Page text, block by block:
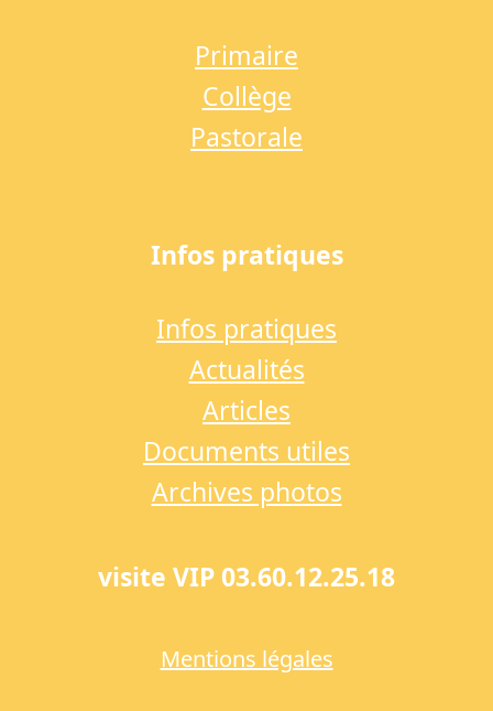
Primaire
Collège
Pastorale
Infos pratiques
Infos pratiques
Actualités
Articles
Documents utiles
Archives photos
visite VIP 03.60.12.25.18
Mentions légales